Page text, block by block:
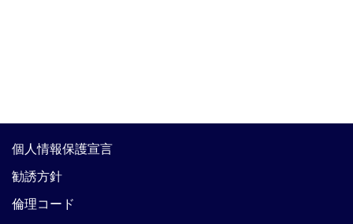
個人情報保護宣言
勧誘方針
倫理コード